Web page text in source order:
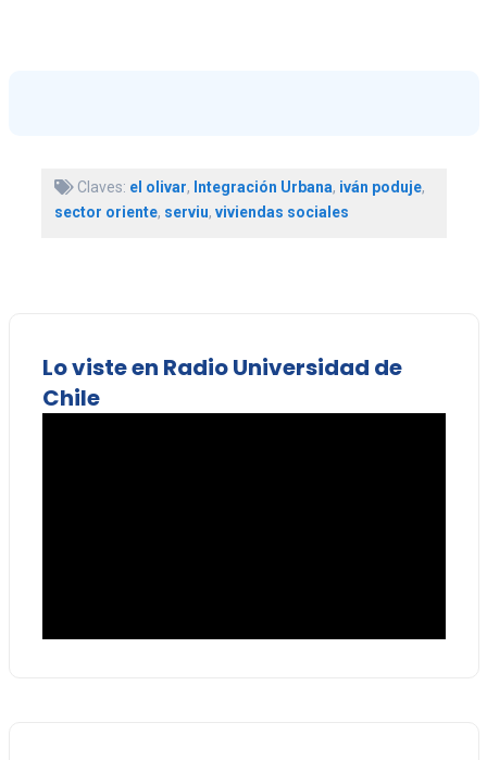
Claves: el olivar, Integración Urbana, iván poduje,
sector oriente, serviu, viviendas sociales
Lo viste en Radio Universidad de
Chile